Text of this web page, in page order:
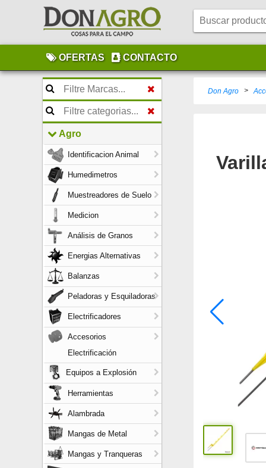
OFERTAS CONTACTO
Agro
Identificacion Animal
Humedimetros
Muestreadores de Suelo
Medicion
Análisis de Granos
Energias Alternativas
Balanzas
Peladoras y Esquiladoras
Electrificadores
Accesorios
Electrificación
Equipos a Explosión
Herramientas
Alambrada
Mangas de Metal
Mangas y Tranqueras
Don Agro >